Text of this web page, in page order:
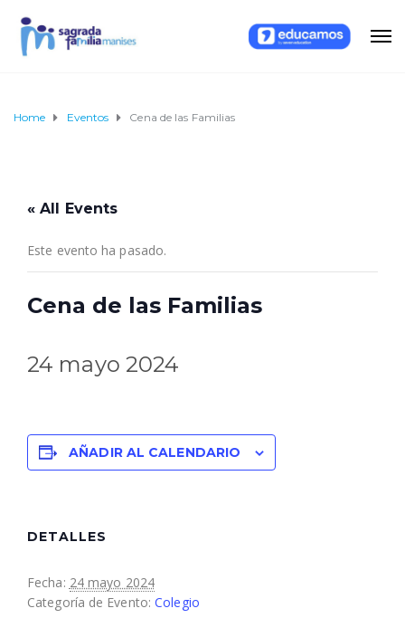
Home Eventos Cena de las Familias
« All Events
Este evento ha pasado.
Cena de las Familias
24 mayo 2024
AÑADIR AL CALENDARIO
DETALLES
Fecha: 24 mayo 2024
Categoría de Evento: Colegio